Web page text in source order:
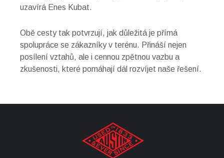
uzavírá Enes Kubat.
Obě cesty tak potvrzují, jak důležitá je přímá
spolupráce se zákazníky v terénu. Přináší nejen
posílení vztahů, ale i cennou zpětnou vazbu a
zkušenosti, které pomáhají dál rozvíjet naše řešení.